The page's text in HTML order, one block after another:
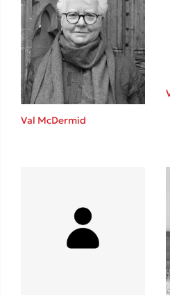
Χάρης Πολίτης
Καθρέφτης
Playlist
Val McDermid